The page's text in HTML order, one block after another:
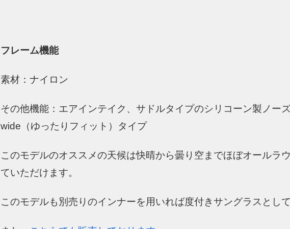
フレーム機能
素材：ナイロン
その他機能：エアインテイク、サドルタイプのシリコーン製ノー
wide（ゆったりフィット）タイプ
このモデルのオススメの天候は快晴から曇り空までほぼオールラ
ていただけます。
このモデルも別売りのインナーを用いれば度付きサングラスとし